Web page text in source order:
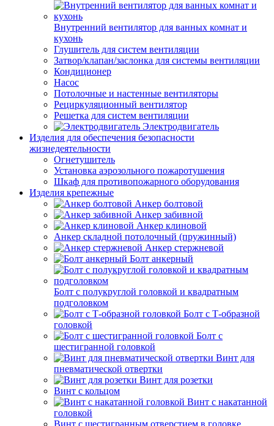
Внутренний вентилятор для ванных комнат и
кухонь
Глушитель для систем вентиляции
Затвор/клапан/заслонка для системы вентиляции
Кондиционер
Насос
Потолочные и настенные вентиляторы
Рециркуляционный вентилятор
Решетка для систем вентиляции
Электродвигатель
Изделия для обеспечения безопасности
жизнедеятельности
Огнетушитель
Установка аэрозольного пожаротушения
Шкаф для противопожарного оборудования
Изделия крепежные
Анкер болтовой
Анкер забивной
Анкер клиновой
Анкер складной потолочный (пружинный)
Анкер стержневой
Болт анкерный
Болт с полукруглой головкой и квадратным
подголовком
Болт с Т-образной
головкой
Болт с
шестигранной головкой
Винт для
пневматической отвертки
Винт для розетки
Винт с кольцом
Винт с накатанной
головкой
Винт с шестигранным отверстием в головке